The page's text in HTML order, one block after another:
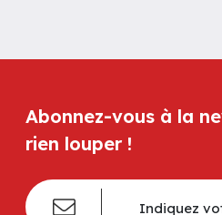
Abonnez-vous à la
rien louper !